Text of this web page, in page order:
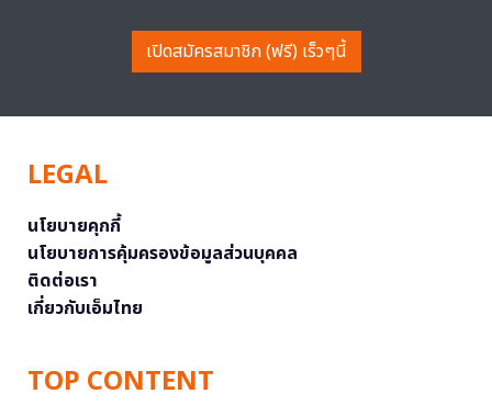
เปิดสมัครสมาชิก (ฟรี) เร็วๆนี้
LEGAL
นโยบายคุกกี้
นโยบายการคุ้มครองข้อมูลส่วนบุคคล
ติดต่อเรา
เกี่ยวกับเอ็มไทย
TOP CONTENT